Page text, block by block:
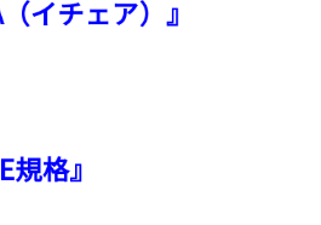
イチェア）』
規格』